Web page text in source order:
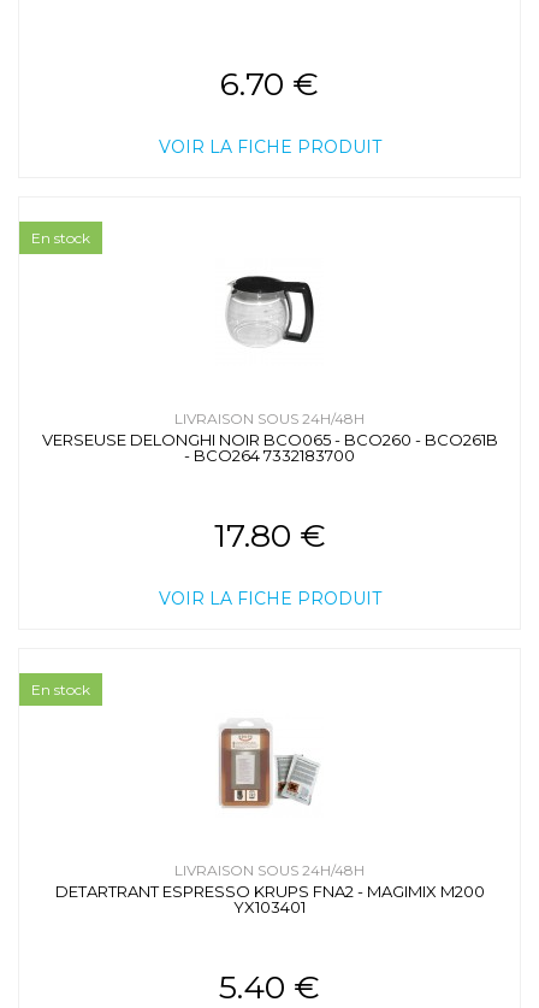
6.70 €
VOIR LA FICHE PRODUIT
LIVRAISON SOUS 24H/48H
VERSEUSE DELONGHI NOIR BCO065 - BCO260 - BCO261B
- BCO264 7332183700
17.80 €
VOIR LA FICHE PRODUIT
En stock
LIVRAISON SOUS 24H/48H
DETARTRANT ESPRESSO KRUPS FNA2 - MAGIMIX M200
YX103401
5.40 €
En stock